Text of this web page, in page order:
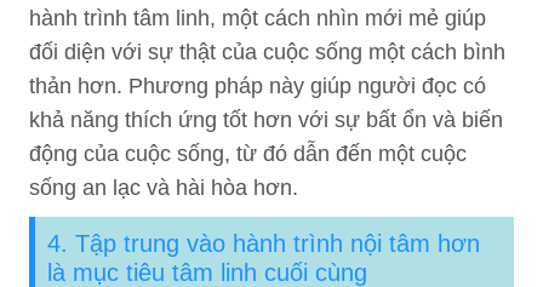
hành trình tâm linh, một cách nhìn mới mẻ giúp
đối diện với sự thật của cuộc sống một cách bình
thản hơn. Phương pháp này giúp người đọc có
khả năng thích ứng tốt hơn với sự bất ổn và biến
động của cuộc sống, từ đó dẫn đến một cuộc
sống an lạc và hài hòa hơn.
4. Tập trung vào hành trình nội tâm hơn
là mục tiêu tâm linh cuối cùng